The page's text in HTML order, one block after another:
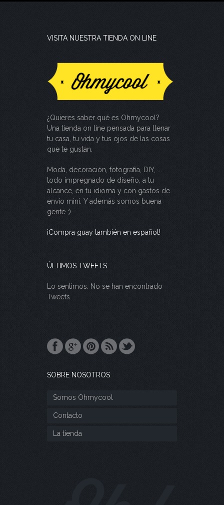
VISITA NUESTRA TIENDA ON LINE
¿Quieres saber qué es Ohmycool?
Una tienda on line pensada para llenar
tu casa, tu vida y tus ojos de las cosas
que te gustan.
Moda, decoración, fotografía, DIY, ...
todo impregnado de diseño, a tu
alcance, en tu idioma y con gastos de
envío mini. Y además somos buena
gente ;)
¡Compra guay también en español!
ÚLTIMOS TWEETS
Lo sentimos. No se han encontrado
Tweets.
SOBRE NOSOTROS
Somos Ohmycool
Contacto
La tienda